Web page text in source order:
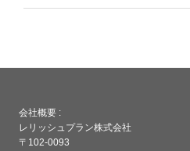
会社概要 :
レリッシュプラン株式会社
〒102-0093